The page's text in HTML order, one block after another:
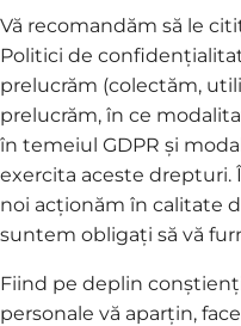
Vă recomandăm să le
Politici de
prelucrăm (colectăm,
prelucrăm, în ce
în temeiul GDPR și
exercita aceste drepturi.
noi acționăm în calitate
suntem obligați să vă
Fiind pe deplin
personale vă aparțin,